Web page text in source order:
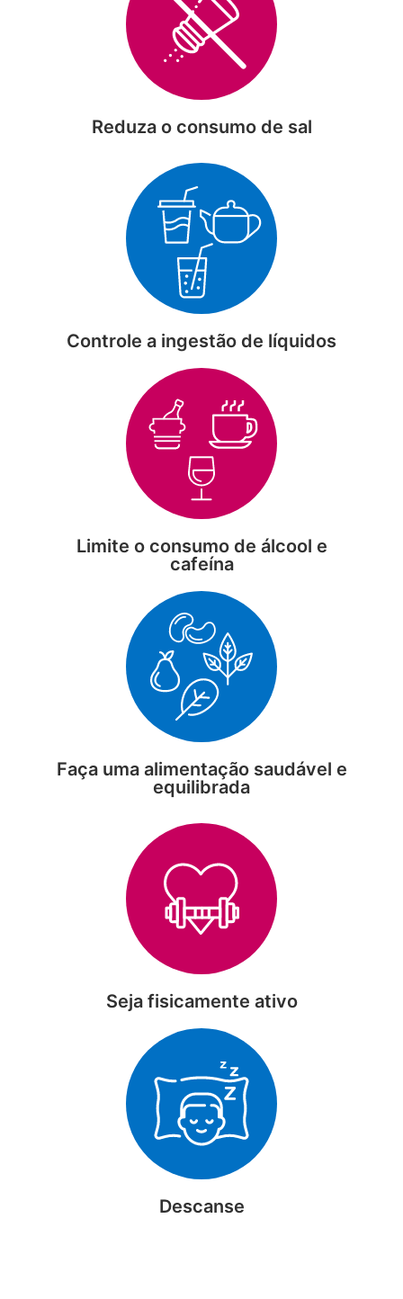
Reduza o consumo de sal
Controle a ingestão de líquidos
Limite o consumo de álcool e
cafeína
Faça uma alimentação saudável e
equilibrada
Seja fisicamente ativo
Descanse